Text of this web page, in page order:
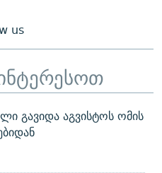
us
გავიდა აგვისტოს ომის